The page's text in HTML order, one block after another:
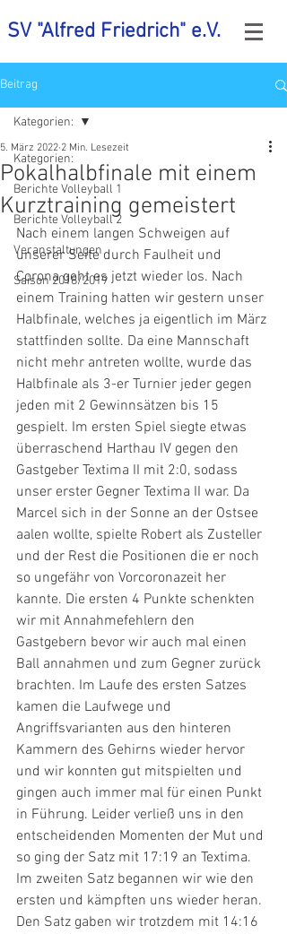
SV "Alfred Friedrich" e.V.
Beitrag
Kategorien:
Berichte Volleyball 1
Berichte Volleyball 2
Veranstaltungen
Saison 2018/2019
Kategorien:
Pokalhalbfinale mit einem
Kurztraining gemeistert
5. März 2022 2 Min. Lesezeit
Nach einem langen Schweigen auf
unserer Seite durch Faulheit und
Corona geht es jetzt wieder los. Nach
einem Training hatten wir gestern unser
Halbfinale, welches ja eigentlich im März
stattfinden sollte. Da eine Mannschaft
nicht mehr antreten wollte, wurde das
Halbfinale als 3-er Turnier jeder gegen
jeden mit 2 Gewinnsätzen bis 15
gespielt. Im ersten Spiel siegte etwas
überraschend Harthau IV gegen den
Gastgeber Textima II mit 2:0, sodass
unser erster Gegner Textima II war. Da
Marcel sich in der Sonne an der Ostsee
aalen wollte, spielte Robert als Zusteller
und der Rest die Positionen die er noch
so ungefähr von Vorcoronazeit her
kannte. Die ersten 4 Punkte schenkten
wir mit Annahmefehlern den
Gastgebern bevor wir auch mal einen
Ball annahmen und zum Gegner zurück
brachten. Im Laufe des ersten Satzes
kamen die Laufwege und
Angriffsvarianten aus den hinteren
Kammern des Gehirns wieder hervor
und wir konnten gut mitspielten und
gingen auch immer mal für einen Punkt
in Führung. Leider verließ uns in den
entscheidenden Momenten der Mut und
so ging der Satz mit 17:19 an Textima.
Im zweiten Satz begannen wir wie den
ersten und kämpften uns wieder heran.
Den Satz gaben wir trotzdem mit 14:16